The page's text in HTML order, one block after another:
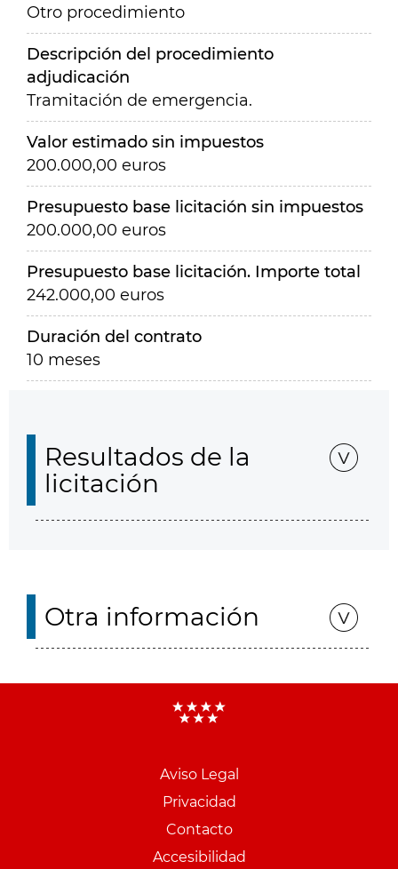
Otro procedimiento
Descripción del procedimiento
adjudicación
Tramitación de emergencia.
Valor estimado sin impuestos
200.000,00 euros
Presupuesto base licitación sin impuestos
200.000,00 euros
Presupuesto base licitación. Importe total
242.000,00 euros
Duración del contrato
10 meses
Resultados de la
licitación
Otra información
Aviso Legal
Privacidad
Contacto
Accesibilidad